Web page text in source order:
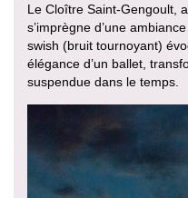
Le Cloître Saint-Gengoult,
s’imprègne d’une
swish (bruit tournoyant)
élégance d’un ballet,
suspendue dans le temps.